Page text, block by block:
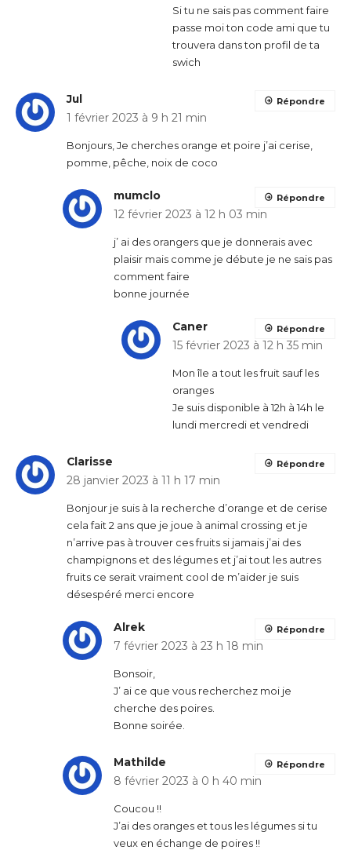
Si tu ne sais pas comment faire
passe moi ton code ami que tu
trouvera dans ton profil de ta
swich
Jul
1 février 2023 à 9 h 21 min
Bonjours, Je cherches orange et poire j’ai cerise,
pomme, pêche, noix de coco
Répondre
mumclo
12 février 2023 à 12 h 03 min
j’ ai des orangers que je donnerais avec
plaisir mais comme je débute je ne sais pas
comment faire
bonne journée
Répondre
Caner
15 février 2023 à 12 h 35 min
Mon île a tout les fruit sauf les
oranges
Je suis disponible à 12h à 14h le
lundi mercredi et vendredi
Répondre
Clarisse
28 janvier 2023 à 11 h 17 min
Bonjour je suis à la recherche d’orange et de cerise
cela fait 2 ans que je joue à animal crossing et je
n’arrive pas à trouver ces fruits si jamais j’ai des
champignons et des légumes et j’ai tout les autres
fruits ce serait vraiment cool de m’aider je suis
désespéré merci encore
Répondre
Alrek
7 février 2023 à 23 h 18 min
Bonsoir,
J’ ai ce que vous recherchez moi je
cherche des poires.
Bonne soirée.
Répondre
Mathilde
8 février 2023 à 0 h 40 min
Coucou !!
J’ai des oranges et tous les légumes si tu
veux en échange de poires !!
Répondre